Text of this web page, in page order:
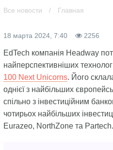
Все новости / Главная
18 марта 2024, 7:40 2256
EdTech компанія Headway
найперспективніших
100 Next Unicorns. Його
однієї з найбільших
спільно з інвестиційним
чотирьох найбільших
Eurazeo, NorthZone та Partech.